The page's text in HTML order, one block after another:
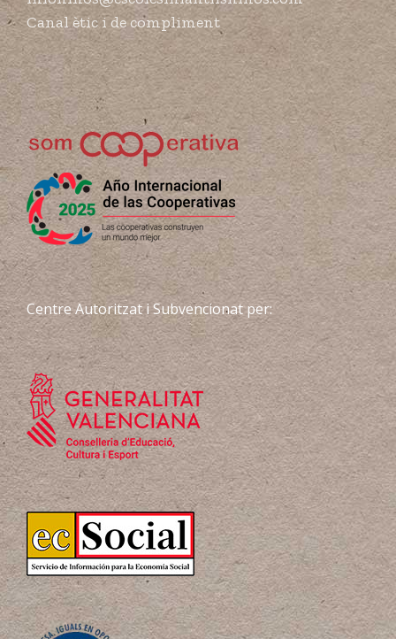
Canal ètic i de compliment
Centre Autoritzat i Subvencionat per: